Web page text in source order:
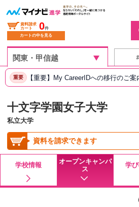
資料請求
カート
0件
カートの中を見る
重要 【重要】My CareerIDへの移行のご案
十文字学園女子大学
私立大学
資料を請求できます
学校情報
オープンキャンパ
ス
学